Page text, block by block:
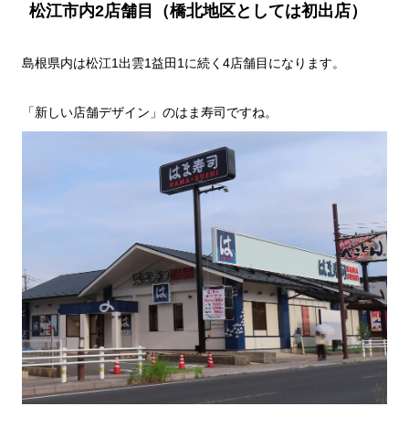
松江市内2店舗目（橋北地区としては初出店）
島根県内は松江1出雲1益田1に続く4店舗目になります。
「新しい店舗デザイン」のはま寿司ですね。